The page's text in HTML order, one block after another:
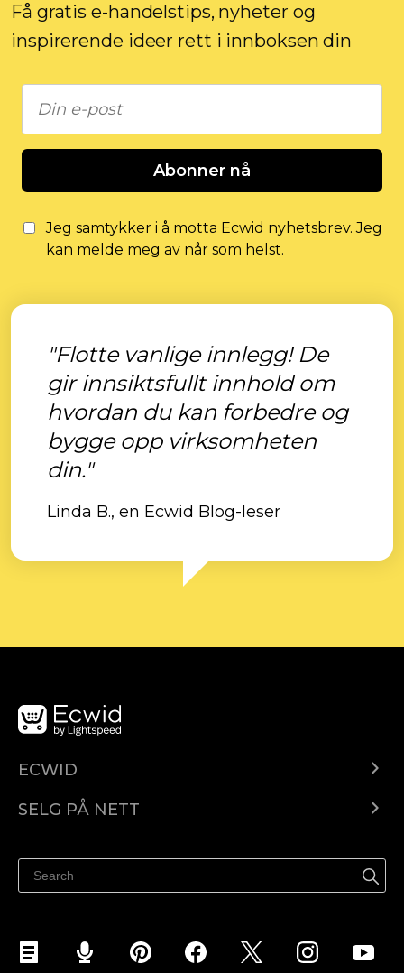
Få gratis e-handelstips, nyheter og
inspirerende ideer rett i innboksen din
Abonner nå
Jeg samtykker i å motta Ecwid nyhetsbrev. Jeg
kan melde meg av når som helst.
"Flotte vanlige innlegg! De
gir innsiktsfullt innhold om
hvordan du kan forbedre og
bygge opp virksomheten
din."
Linda B., en Ecwid Blog-leser
ECWID
Pris
SELG PÅ NETT
Selg på Facebook
Selg på Instagram